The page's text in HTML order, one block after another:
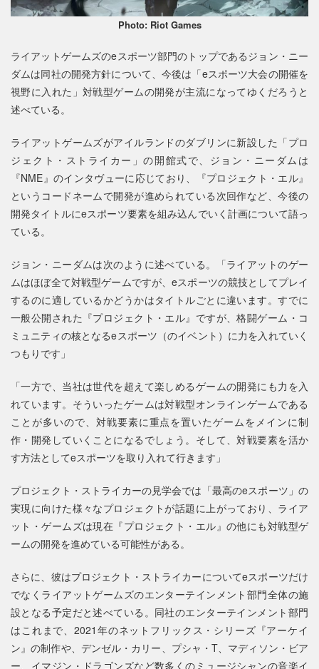
Photo: Riot Games
ライアットゲームズのeスポーツ部門のトップであるジョン・ニー
ダムは同社の開発方針について、今後は「eスポーツ大会の開催を
視野に入れた」対戦型ゲームの開発が主流になってゆくだろうと
述べている。
ライアットゲームズがアイルランドのダブリンに新設した「プロ
ジェクト・ストライカー」の開館式で、ジョン・ニーダムは
『NME』のインタヴューに応じており、『プロジェクト・エル』
というコードネームで開発が進められている次回作など、今後の
開発タイトルにeスポーツ要素を組み込んでいく計画について語っ
ている。
ジョン・ニーダムは次のように述べている。「ライアットのゲー
ムはほぼ全て対戦型ゲームですが、eスポーツの競技としてプレイ
するのに適しているかどうかはタイトルごとに違います。すでに
一般公開された『プロジェクト・エル』ですが、格闘ゲーム・コ
ミュニティの核となるeスポーツ（のイベント）に力を入れていく
つもりです」
「一方で、当社は世代を超えて楽しめるゲームの開発にも力を入
れています。そういったゲームは対戦型オンラインゲームである
ことが多いので、対戦要素に重点を置いたゲームをメインに制
作・開発していくことになるでしょう。そして、対戦要素を活か
す方法としてeスポーツを取り入れて行きます」
プロジェクト・ストライカーの見学会では「最高のeスポーツ」の
実現に向けた様々なプロジェクトが話題に上がっており、ライア
ット・ゲームズは現在『プロジェクト・エル』の他にも対戦型ゲ
ームの開発を進めている可能性がある。
さらに、彼はプロジェクト・ストライカーについてeスポーツだけ
でなくライアットゲームズのエンターテインメント部門全体の施
設となる予定だと述べている。同社のエンターテインメント部門
はこれまで、2021年のネットフリックス・シリーズ『アーケイ
ン』の制作や、デンゼル・カリー、プシャ・T、マディソン・ビア
ー、イマジン・ドラゴンズなど数多くのミュージシャンの音楽イ